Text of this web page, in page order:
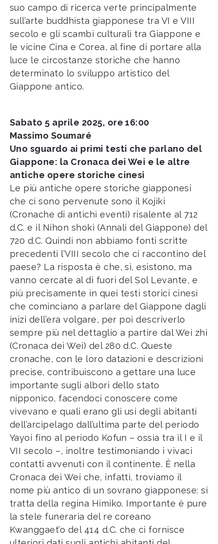
suo campo di ricerca verte principalmente
sull’arte buddhista giapponese tra VI e VIII
secolo e gli scambi culturali tra Giappone e
le vicine Cina e Corea, al fine di portare alla
luce le circostanze storiche che hanno
determinato lo sviluppo artistico del
Giappone antico.
Sabato 5 aprile 2025, ore 16:00
Massimo Soumaré
Uno sguardo ai primi testi che parlano del
Giappone: la Cronaca dei Wei e le altre
antiche opere storiche cinesi
Le più antiche opere storiche giapponesi
che ci sono pervenute sono il Kojiki
(Cronache di antichi eventi) risalente al 712
d.C. e il Nihon shoki (Annali del Giappone) del
720 d.C. Quindi non abbiamo fonti scritte
precedenti l’VIII secolo che ci raccontino del
paese? La risposta è che, sì, esistono, ma
vanno cercate al di fuori del Sol Levante, e
più precisamente in quei testi storici cinesi
che cominciano a parlare del Giappone dagli
inizi dell’era volgare, per poi descriverlo
sempre più nel dettaglio a partire dal Wei zhi
(Cronaca dei Wei) del 280 d.C. Queste
cronache, con le loro datazioni e descrizioni
precise, contribuiscono a gettare una luce
importante sugli albori dello stato
nipponico, facendoci conoscere come
vivevano e quali erano gli usi degli abitanti
dell’arcipelago dall’ultima parte del periodo
Yayoi fino al periodo Kofun – ossia tra il I e il
VII secolo –, inoltre testimoniando i vivaci
contatti avvenuti con il continente. È nella
Cronaca dei Wei che, infatti, troviamo il
nome più antico di un sovrano giapponese: si
tratta della regina Himiko. Importante è pure
la stele funeraria del re coreano
Kwanggaet’o del 414 d.C. che ci fornisce